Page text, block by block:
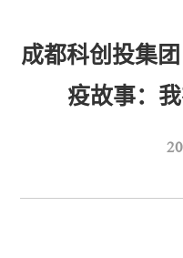
成都科创投集
疫故事：